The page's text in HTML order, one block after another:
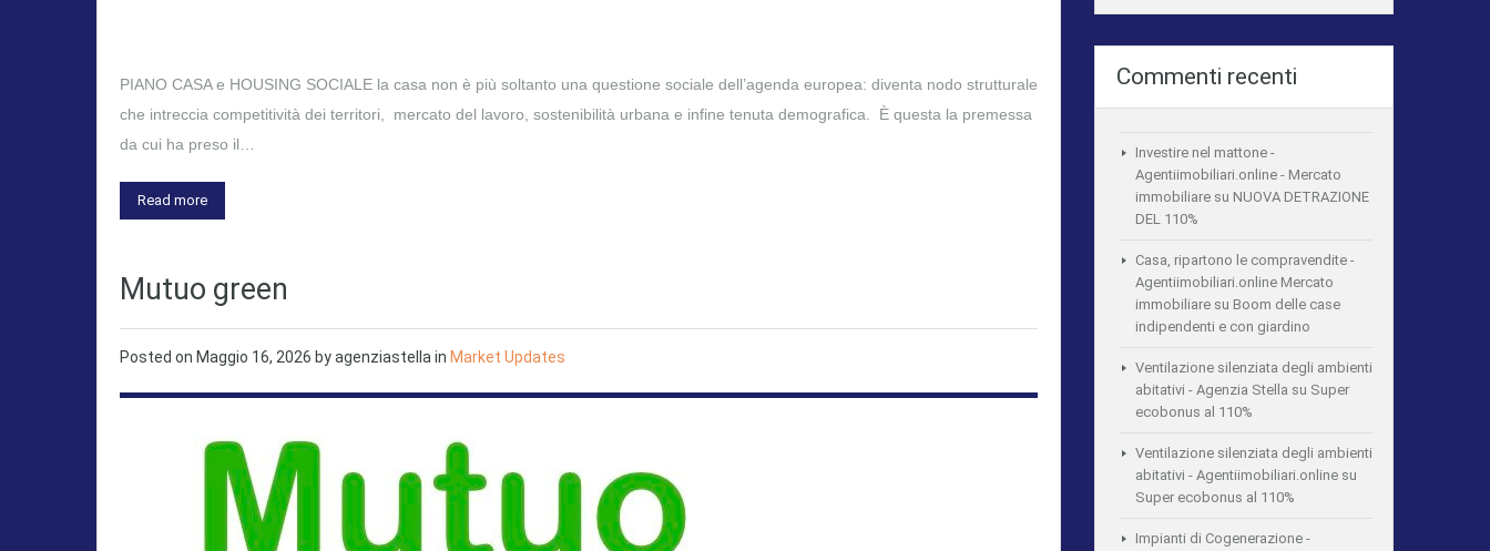
PIANO CASA e HOUSING SOCIALE la casa non è più soltanto una questione sociale dell’agenda europea: diventa nodo strutturale
che intreccia competitività dei territori, mercato del lavoro, sostenibilità urbana e infine tenuta demografica. È questa la premessa
da cui ha preso il…
Read more
Mutuo green
Posted on Maggio 16, 2026 byagenziastella in Market Updates
Commenti recenti
Investire nel mattone -
Agentiimobiliari.online - Mercato
immobiliare su NUOVA DETRAZIONE
DEL 110%
Casa, ripartono le compravendite -
Agentiimobiliari.online Mercato
immobiliare su Boom delle case
indipendenti e con giardino
Ventilazione silenziata degli ambienti
abitativi - Agenzia Stella su Super
ecobonus al 110%
Ventilazione silenziata degli ambienti
abitativi - Agentiimobiliari.online su
Super ecobonus al 110%
Impianti di Cogenerazione -